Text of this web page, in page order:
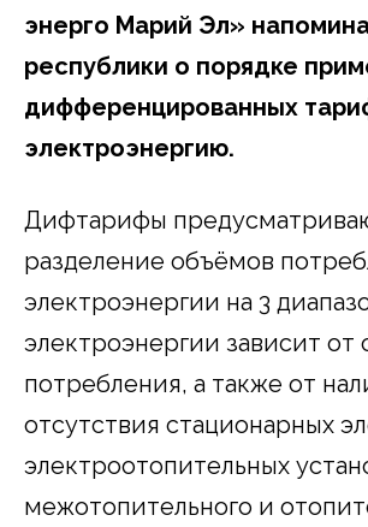
энерго Марий Эл»
республики о порядке
дифференцированных
электроэнергию.
Дифтарифы
разделение объёмов
электроэнергии на 3
электроэнергии зависит от
потребления, а также от
отсутствия стационарных
электроотопительных
межотопительного и